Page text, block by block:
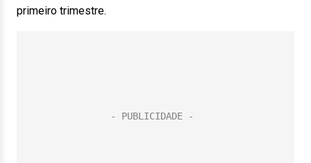
primeiro trimestre.